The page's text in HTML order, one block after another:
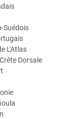
Suédois
L'Atlas
Dorsale